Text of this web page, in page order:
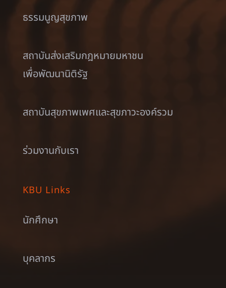
ธรรมนูญสุขภาพ
สถาบันส่งเสริมกฎหมายมหาชน
เพื่อพัฒนานิติรัฐ
สถาบันสุขภาพเพศและสุขภาวะองค์รวม
ร่วมงานกับเรา
KBU Links
นักศึกษา
บุคลากร